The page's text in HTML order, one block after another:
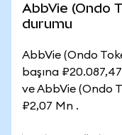
AbbVie (Ondo
durumu
AbbVie (Ondo
başına
ve AbbVie (Ondo
₽2,07 Mn .